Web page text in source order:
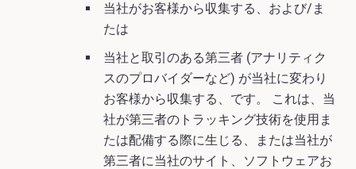
当社がお客様から収集する、および/ま
たは
当社と取引のある第三者 (アナリティク
スのプロバイダーなど) が当社に変わり
お客様から収集する、です。 これは、当
社が第三者のトラッキング技術を使用ま
たは配備する際に生じる、または当社が
第三者に当社のサイト、ソフトウェアお